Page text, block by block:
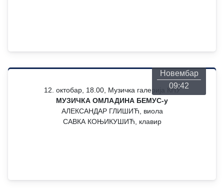
Новембар
09:42
12. октобар, 18.00, Музичка галерија КНУ
МУЗИЧКА ОМЛАДИНА БЕМУС-у
АЛЕКСАНДАР ГЛИШИЋ, виола
САВКА КОЊИКУШИЋ, клавир